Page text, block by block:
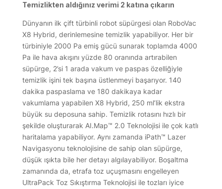
Temizlikten aldığınız verimi 2 katına çıkarın
Dünyanın ilk çift türbinli robot süpürgesi olan RoboVac
X8 Hybrid, derinlemesine temizlik yapabiliyor. Her bir
türbiniyle 2000 Pa emiş gücü sunarak toplamda 4000
Pa ile hava akışını yüzde 80 oranında artırabilen
süpürge, 2’si 1 arada vakum ve paspas özelliğiyle
temizlik işini tek başına üstlenmeyi başarıyor. 140
dakika paspaslama ve 180 dakikaya kadar
vakumlama yapabilen X8 Hybrid, 250 ml’lik ekstra
büyük su deposuna sahip. Temizlik rotasını hızlı bir
şekilde oluşturarak AI.Map™ 2.0 Teknolojisi ile çok katlı
haritalama yapabiliyor. Aynı zamanda iPath™ Lazer
Navigasyonu teknolojisine de sahip olan süpürge,
düşük ışıkta bile her detayı algılayabiliyor. Boşaltma
zamanında da, etrafa toz uçuşmasını engelleyen
UltraPack Toz Sıkıştırma Teknolojisi ile tozları iyice